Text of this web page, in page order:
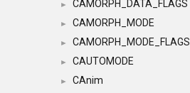
► CAMORPH_DATA_FLAGS
► CAMORPH_MODE
► CAMORPH_MODE_FLAGS
► CAUTOMODE
► CAnim